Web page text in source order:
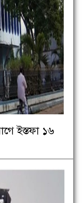
ইস্তফা ১৬